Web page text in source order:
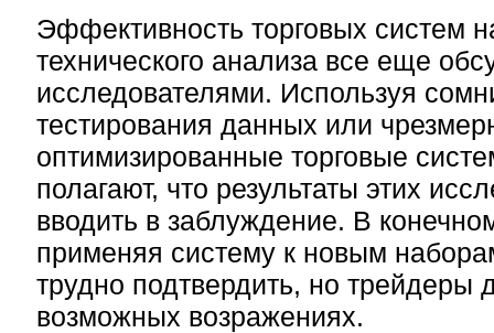
Эффективность торговых систем
технического анализа все еще
исследователями. Используя
тестирования данных или
оптимизированные торговые
полагают, что результаты этих
вводить в заблуждение. В
применяя систему к новым
трудно подтвердить, но трейдеры
возможных возражениях.